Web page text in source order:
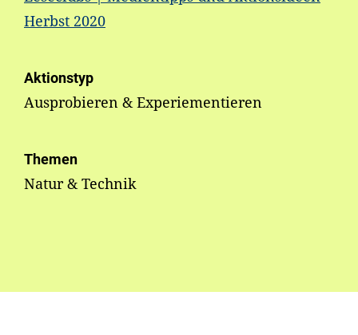
Herbst 2020
Aktionstyp
Ausprobieren & Experiementieren
Themen
Natur & Technik